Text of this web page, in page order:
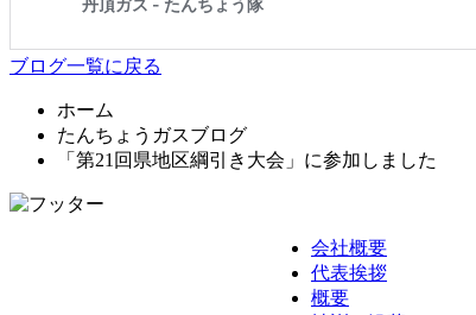
ブログ一覧に戻る
ホーム
たんちょうガスブログ
「第21回県地区綱引き大会」に参加しました
会社概要
代表挨拶
概要